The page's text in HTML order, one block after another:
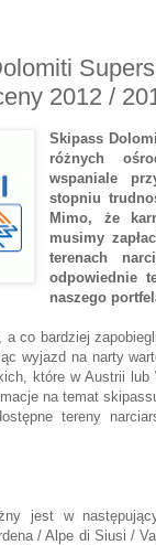
2012 /
Skipass
różnych
wspaniale
stopniu
Mimo, że
musimy
terenach
odpowiednie
naszego
co bardziej
wyjazd na narty
które w Austrii
na temat
tereny
jest w
/ Alpe di Siusi /